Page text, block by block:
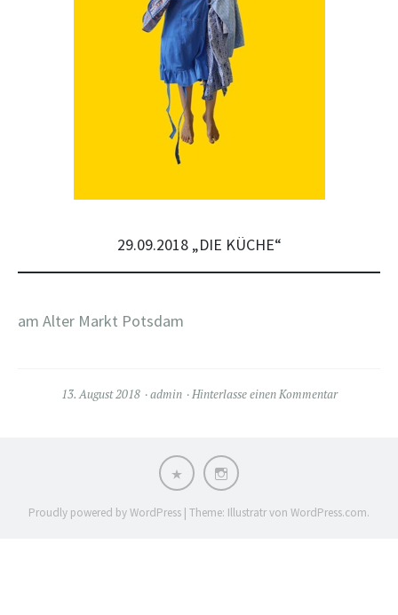
29.09.2018 „DIE KÜCHE“
am Alter Markt Potsdam
13. August 2018 admin Hinterlasse einen Kommentar
Impressum
Datenschutzerklärung
Instagram
Proudly powered by WordPress | Theme: Illustratr von WordPress.com.